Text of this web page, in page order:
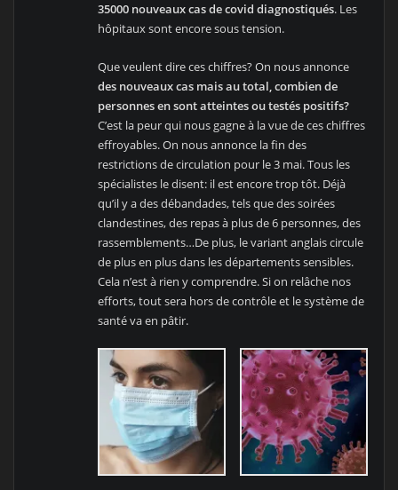
35000 nouveaux cas de covid diagnostiqués. Les
hôpitaux sont encore sous tension.
Que veulent dire ces chiffres? On nous annonce
des nouveaux cas mais au total, combien de
personnes en sont atteintes ou testés positifs?
C’est la peur qui nous gagne à la vue de ces chiffres
effroyables. On nous annonce la fin des
restrictions de circulation pour le 3 mai. Tous les
spécialistes le disent: il est encore trop tôt. Déjà
qu’il y a des débandades, tels que des soirées
clandestines, des repas à plus de 6 personnes, des
rassemblements…De plus, le variant anglais circule
de plus en plus dans les départements sensibles.
Cela n’est à rien y comprendre. Si on relâche nos
efforts, tout sera hors de contrôle et le système de
santé va en pâtir.